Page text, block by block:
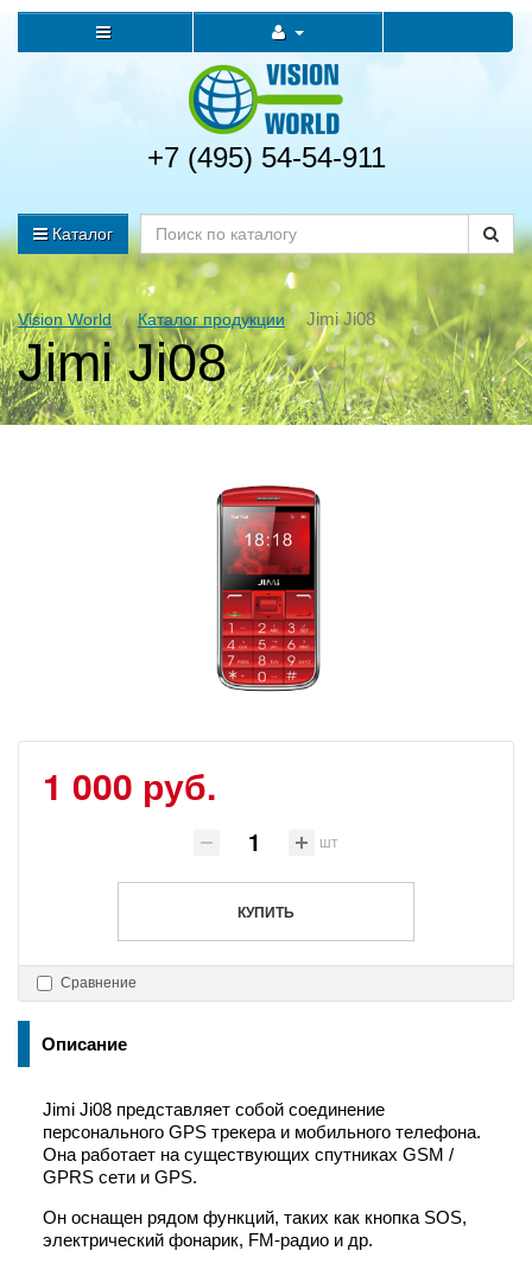
+7 (495) 54-54-911
Каталог
Vision World Каталог продукции Jimi Ji08
Jimi Ji08
1 000 руб.
шт
КУПИТЬ
Сравнение
Описание
Jimi Ji08 представляет собой соединение
персонального GPS трекера и мобильного телефона.
Она работает на существующих спутниках GSM /
GPRS сети и GPS.
Он оснащен рядом функций, таких как кнопка SOS,
электрический фонарик, FM-радио и др.